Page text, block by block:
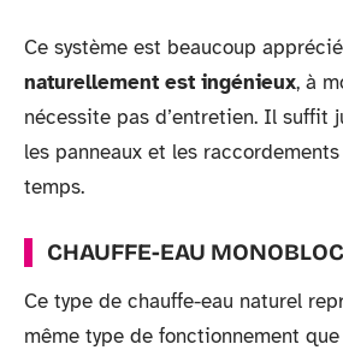
Ce système est beaucoup
naturellement est ingénieux, à
nécessite pas d’entretien. Il suffit
les panneaux et les
temps.
CHAUFFE-EAU MONOBLOC
Ce type de chauffe-eau naturel
même type de fonctionnement